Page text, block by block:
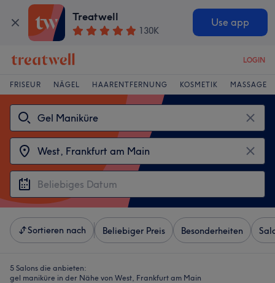
Treatwell
130K
Use app
LOGIN
FRISEUR NÄGEL HAARENTFERNUNG KOSMETIK MASSAGE
Sortieren nach Beliebiger Preis Besonderheiten
5 Salons die anbieten:
gel maniküre in der Nähe von West, Frankfurt am Main